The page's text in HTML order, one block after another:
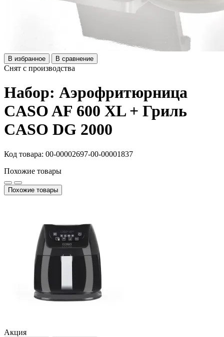
В избранное В сравнение
Снят с производства
Набор: Аэрофритюрница
CASO AF 600 XL + Гриль
CASO DG 2000
Код товара: 00-00002697-00-00001837
Похожие товары
Похожие товары
Акция